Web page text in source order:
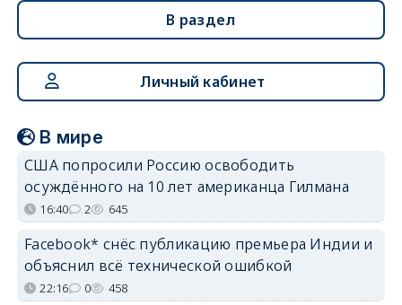
В раздел
Личный кабинет
В мире
США попросили Россию освободить
осуждённого на 10 лет американца Гилмана
16:40 2 645
Facebook* снёс публикацию премьера Индии и
объяснил всё технической ошибкой
22:16 0 458